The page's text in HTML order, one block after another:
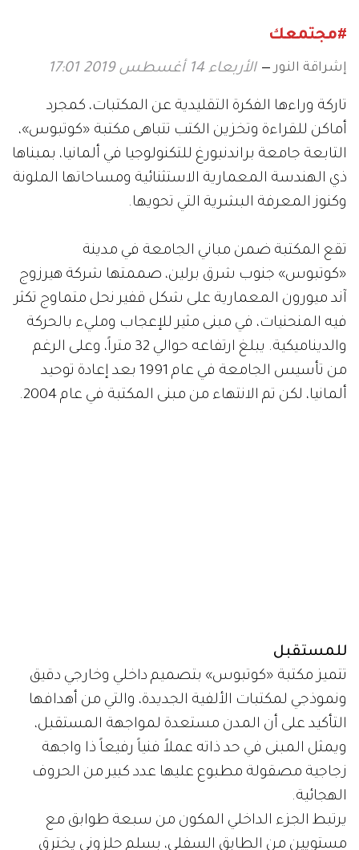
#مجتمعك
إشراقة النور الأربعاء 14 أغسطس 2019 17:01
تاركة وراءها الفكرة التقليدية عن المكتبات، كمجرد
أماكن للقراءة وتخزين الكتب تتباهى مكتبة «كوتبوس»،
التابعة جامعة براندنبورغ للتكنولوجيا في ألمانيا، بمبناها
ذي الهندسة المعمارية الاستثنائية ومساحاتها الملونة
وكنوز المعرفة البشرية التي تحويها.
تقع المكتبة ضمن مباني الجامعة في مدينة
«كوتبوس» جنوب شرق برلين، صممتها شركة هيرزوج
آند ميورون المعمارية على شكل قفير نحل متماوج تكثر
فيه المنحنيات، في مبنى مثير للإعجاب ومليء بالحركة
والديناميكية. يبلغ ارتفاعه حوالي 32 متراً، وعلى الرغم
من تأسيس الجامعة في عام 1991 بعد إعادة توحيد
ألمانيا، لكن تم الانتهاء من مبنى المكتبة في عام 2004.
للمستقبل
تتميز مكتبة «كوتبوس» بتصميم داخلي وخارجي دقيق
ونموذجي لمكتبات الألفية الجديدة، والتي من أهدافها
التأكيد على أن المدن مستعدة لمواجهة المستقبل،
ويمثل المبنى في حد ذاته عملاً فنياً رفيعاً ذا واجهة
زجاجية مصقولة مطبوع عليها عدد كبير من الحروف
الهجائية.
يرتبط الجزء الداخلي المكون من سبعة طوابق مع
مستويين من الطابق السفلي، بسلم حلزوني يخترق